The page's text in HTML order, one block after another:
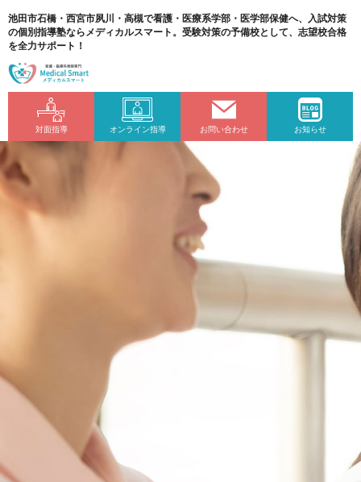
池田市石橋・西宮市夙川・高槻で看護・医療系学部・医学部保健へ、入試対策
の個別指導塾ならメディカルスマート。受験対策の予備校として、志望校合格
を全力サポート！
対面指導 オンライン指導 お問い合わせ お知らせ